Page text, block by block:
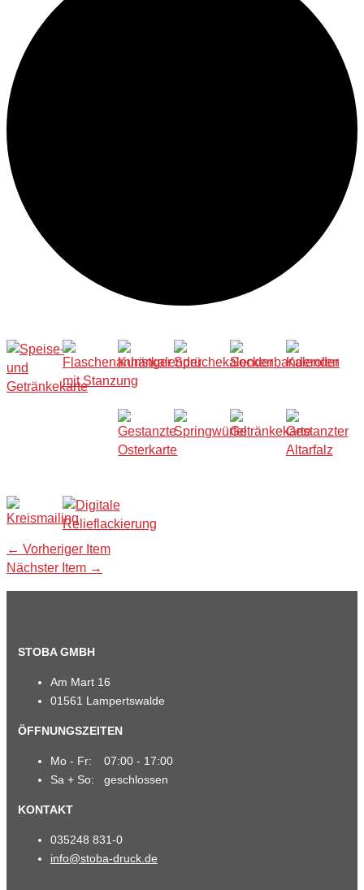
Beitragsnavigation
← Vorheriger Item
Nächster Item →
STOBA GMBH
Am Mart 16
01561 Lampertswalde
ÖFFNUNGSZEITEN
Mo - Fr:
07:00 - 17:00
Sa + So:
geschlossen
KONTAKT
035248 831-0
info@stoba-druck.de